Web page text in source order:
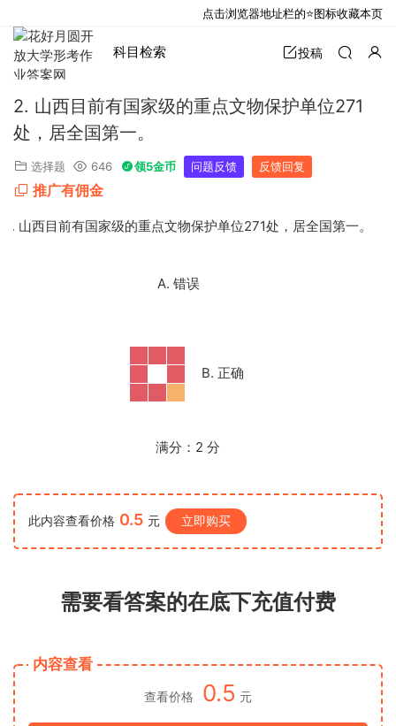
科目检索 投稿
2. 山西目前有国家级的重点文物保护单位271
处，居全国第一。
选择题 646 领5金币 问题反馈 反馈回复
推广有佣金
2. 山西目前有国家级的重点文物保护单位271处，居全国第一。
A. 错误
B. 正确
满分： 2 分
此内容查看价格 0.5 元 立即购买
需要看答案的在底下充值付费
内容查看
查看价格 0.5 元
点击浏览器地址栏的⭐图标收藏本页